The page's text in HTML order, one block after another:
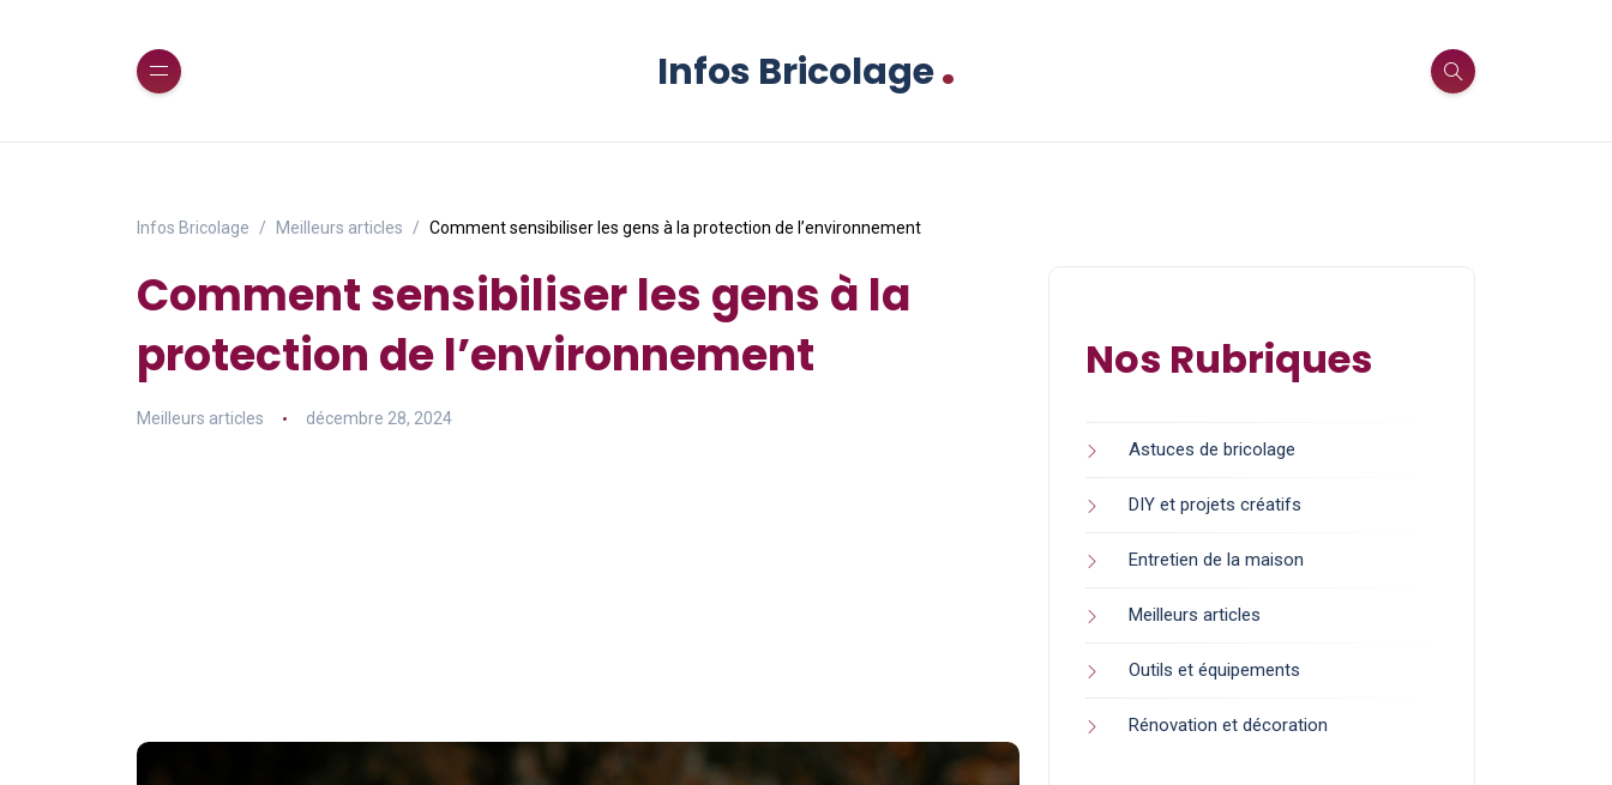
Infos Bricolage.
Infos Bricolage Meilleurs articles Comment sensibiliser les gens à la protection de l’environnement
Comment sensibiliser les gens à la
protection de l’environnement
Meilleurs articles décembre 28, 2024
Nos Rubriques
Astuces de bricolage
DIY et projets créatifs
Entretien de la maison
Meilleurs articles
Outils et équipements
Rénovation et décoration